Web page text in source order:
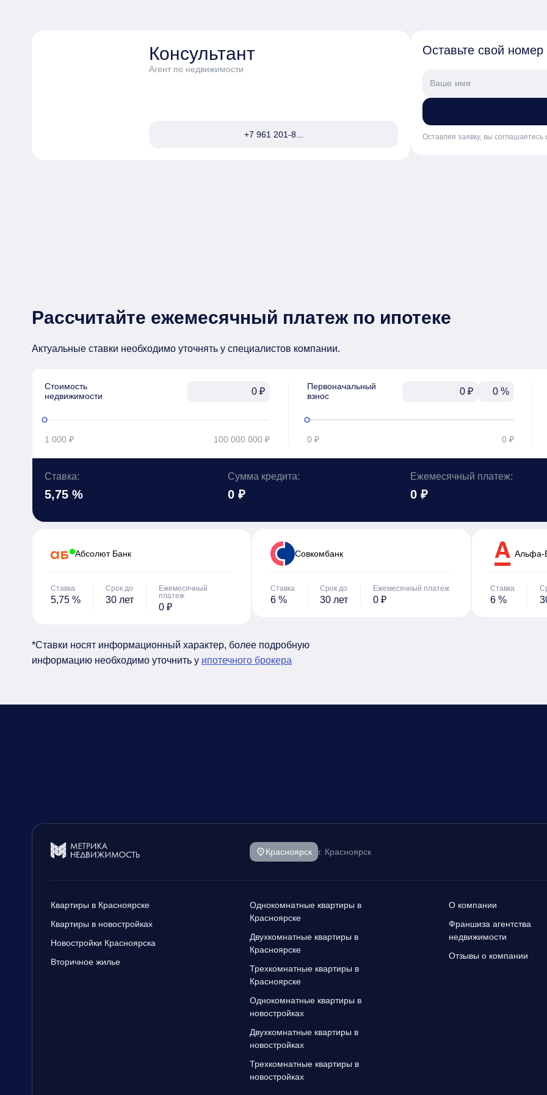
Консультант
Агент по недвижимости
+7 961 201-8...
Оставьте свой
Оставляя заявку, вы соглашаетесь
Рассчитайте ежемесячный платеж по ипотеке
Актуальные ставки необходимо уточнять у специалистов компании.
Стоимость
недвижимости
₽
1 000 ₽ 100 000 000 ₽
Первоначальный
взнос
₽ %
0 ₽ 0 ₽
Ставка:
5,75 %
Сумма кредита:
0 ₽
Ежемесячный платеж:
0 ₽
Абсолют Банк
Ставка
5,75 %
Срок до
30 лет
Ежемесячный
платеж
0 ₽
Cовкомбанк
Ставка
6 %
Срок до
30 лет
Ежемесячный платеж
0 ₽
Альфа-
Ставка
6 %
*Ставки носят информационный характер, более подробную
информацию необходимо уточнить у ипотечного брокера
Красноярск г. Красноярск
Квартиры в Красноярске
Квартиры в новостройках
Новостройки Красноярска
Вторичное жилье
Однокомнатные квартиры в
Красноярске
Двухкомнатные квартиры в
Красноярске
Трехкомнатные квартиры в
Красноярске
Однокомнатные квартиры в
новостройках
Двухкомнатные квартиры в
новостройках
Трехкомнатные квартиры в
новостройках
О компании
Франшиза агентства
недвижимости
Отзывы о компании